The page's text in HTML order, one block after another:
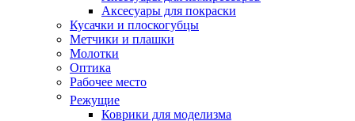
Аксесуары для покраски
Кусачки и плоскогубцы
Метчики и плашки
Молотки
Оптика
Рабочее место
Режущие
Коврики для моделизма